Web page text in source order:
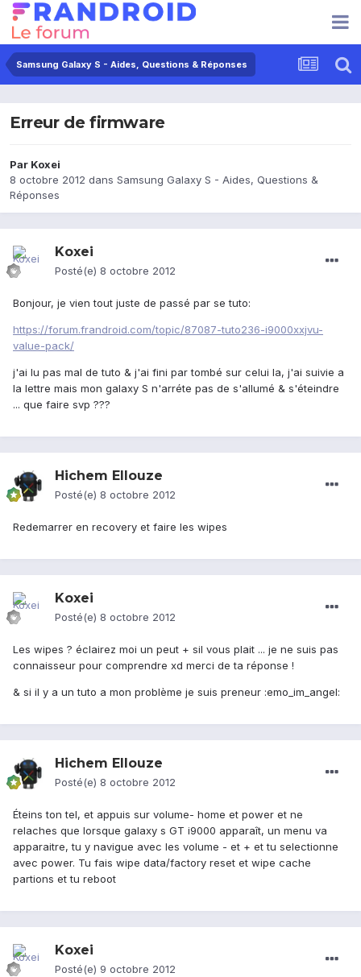
Samsung Galaxy S - Aides, Questions & Réponses
Erreur de firmware
Par Koxei
8 octobre 2012 dans Samsung Galaxy S - Aides, Questions &
Réponses
Koxei
Posté(e) 8 octobre 2012
Bonjour, je vien tout juste de passé par se tuto:
https://forum.frandroid.com/topic/87087-tuto236-i9000xxjvu-
value-pack/
j'ai lu pas mal de tuto & j'ai fini par tombé sur celui la, j'ai suivie a
la lettre mais mon galaxy S n'arréte pas de s'allumé & s'éteindre
... que faire svp ???
Hichem Ellouze
Posté(e) 8 octobre 2012
Redemarrer en recovery et faire les wipes
Koxei
Posté(e) 8 octobre 2012
Les wipes ? éclairez moi un peut + sil vous plait ... je ne suis pas
connaisseur pour comprendre xd merci de ta réponse !
& si il y a un tuto a mon problème je suis preneur :emo_im_angel:
Hichem Ellouze
Posté(e) 8 octobre 2012
Éteins ton tel, et appuis sur volume- home et power et ne
relaches que lorsque galaxy s GT i9000 apparaît, un menu va
apparaitre, tu y navigue avec les volume - et + et tu selectionne
avec power. Tu fais wipe data/factory reset et wipe cache
partions et tu reboot
Koxei
Posté(e) 9 octobre 2012